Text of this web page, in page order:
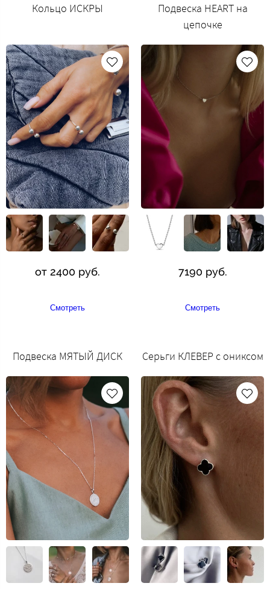
Кольцо ИСКРЫ
от 2400 руб.
Смотреть
Подвеска HEART на
цепочке
7190 руб.
Смотреть
Подвеска МЯТЫЙ ДИСК Серьги КЛЕВЕР с ониксом